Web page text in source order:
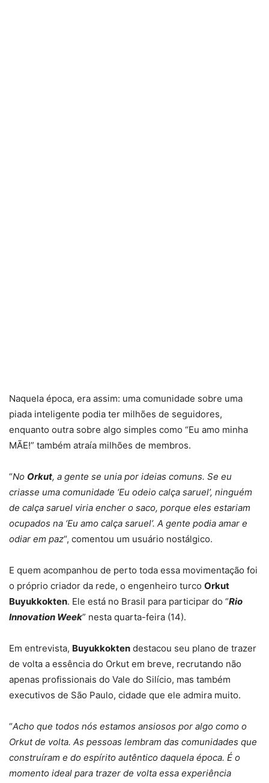
Naquela época, era assim: uma comunidade sobre uma
piada inteligente podia ter milhões de seguidores,
enquanto outra sobre algo simples como “Eu amo minha
MÃE!” também atraía milhões de membros.
“No Orkut, a gente se unia por ideias comuns. Se eu
criasse uma comunidade ‘Eu odeio calça saruel’, ninguém
de calça saruel viria encher o saco, porque eles estariam
ocupados na ‘Eu amo calça saruel’. A gente podia amar e
odiar em paz“, comentou um usuário nostálgico.
E quem acompanhou de perto toda essa movimentação foi
o próprio criador da rede, o engenheiro turco Orkut
Buyukkokten. Ele está no Brasil para participar do “Rio
Innovation Week” nesta quarta-feira (14).
Em entrevista, Buyukkokten destacou seu plano de trazer
de volta a essência do Orkut em breve, recrutando não
apenas profissionais do Vale do Silício, mas também
executivos de São Paulo, cidade que ele admira muito.
“Acho que todos nós estamos ansiosos por algo como o
Orkut de volta. As pessoas lembram das comunidades que
construíram e do espírito autêntico daquela época. É o
momento ideal para trazer de volta essa experiência